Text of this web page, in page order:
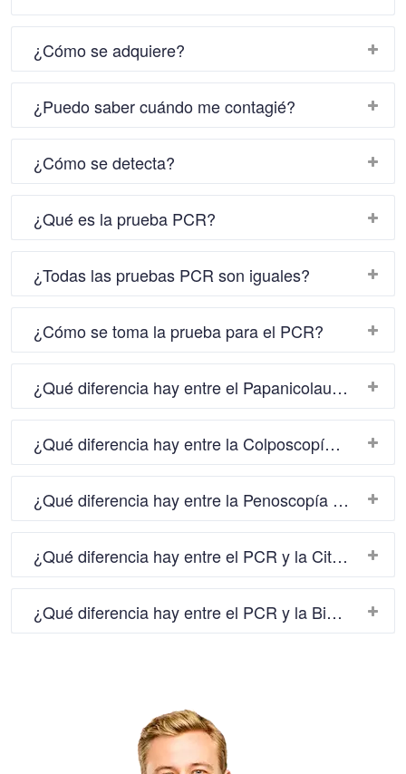
¿Cómo se adquiere?
¿Puedo saber cuándo me contagié?
¿Cómo se detecta?
¿Qué es la prueba PCR?
¿Todas las pruebas PCR son iguales?
¿Cómo se toma la prueba para el PCR?
¿Qué diferencia hay entre el Papanicolau o Citología y el PCR?
¿Qué diferencia hay entre la Colposcopía y el PCR?
¿Qué diferencia hay entre la Penoscopía o Androscopía y el PCR?
¿Qué diferencia hay entre el PCR y la Citología Uretral?
¿Qué diferencia hay entre el PCR y la Biopsia?